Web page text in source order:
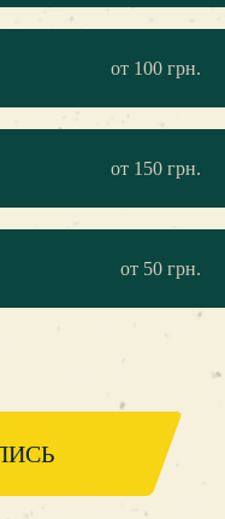
от 100 грн.
от 150 грн.
от 50 грн.